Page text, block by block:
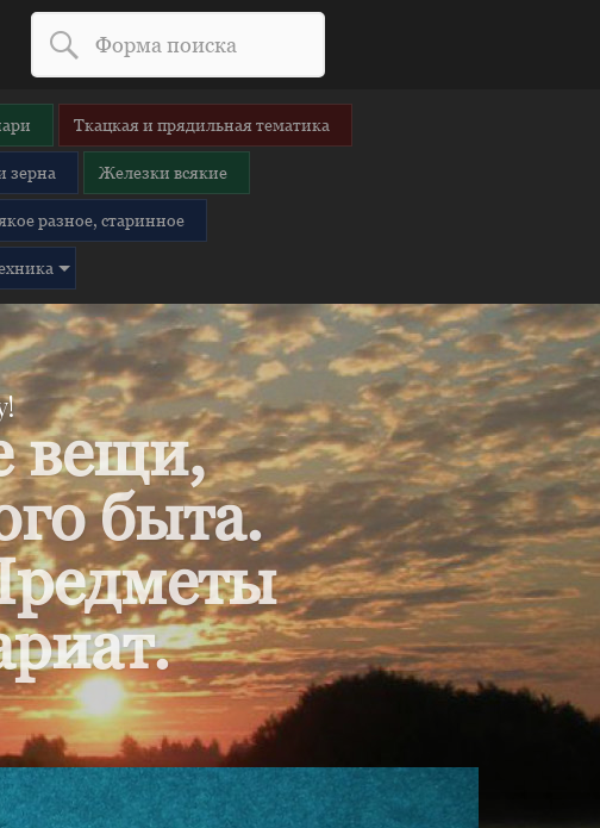
Ткацкая и прядильная тематика
зерна Железки всякие
разное, старинное
вещи,
быта.